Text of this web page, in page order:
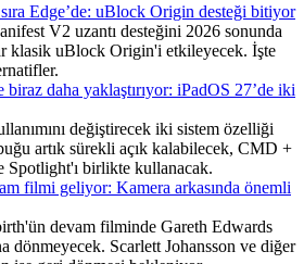
Edge’de: uBlock Origin desteği bitiyor
V2 uzantı desteğini 2026 sonunda
klasik uBlock Origin'i etkileyecek. İşte
biraz daha yaklaştırıyor: iPadOS 27’de iki
değiştirecek iki sistem özelliği
artık sürekli açık kalabilecek, CMD +
Spotlight'ı birlikte kullanacak.
filmi geliyor: Kamera arkasında önemli
devam filminde Gareth Edwards
dönmeyecek. Scarlett Johansson ve diğer